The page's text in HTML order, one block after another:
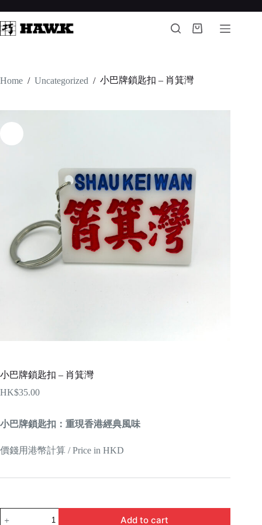
to
content
Shopping
Home / Uncategorized / 小巴牌鎖匙扣 – 肖箕灣
小巴牌鎖匙扣 – 肖箕灣
HK$35.00
小巴牌鎖匙扣：重現香港經典風味
價錢用港幣計算 / Price in HKD
Add to cart